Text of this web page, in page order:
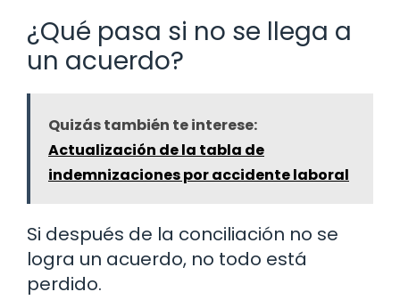
¿Qué pasa si no se llega a
un acuerdo?
Quizás también te interese:
Actualización de la tabla de
indemnizaciones por accidente laboral
Si después de la conciliación no se
logra un acuerdo, no todo está
perdido.